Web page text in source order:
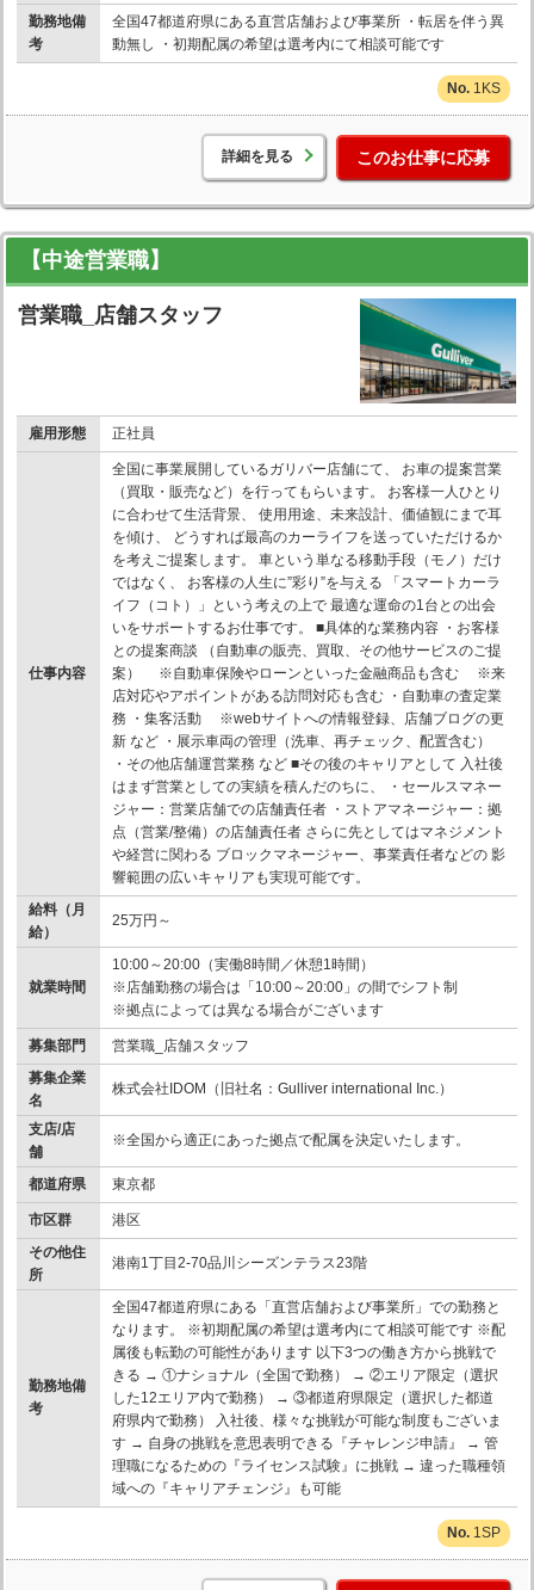
勤務地備
考
全国47都道府県にある直営店舗および事業所 ・転居を伴う異
動無し ・初期配属の希望は選考内にて相談可能です
1KS
詳細を見る このお仕事に応募
【中途営業職】
営業職_店舗スタッフ
雇用形態 正社員
仕事内容
全国に事業展開しているガリバー店舗にて、 お車の提案営業
（買取・販売など）を行ってもらいます。 お客様一人ひとり
に合わせて生活背景、 使用用途、未来設計、価値観にまで耳
を傾け、 どうすれば最高のカーライフを送っていただけるか
を考えご提案します。 車という単なる移動手段（モノ）だけ
ではなく、 お客様の人生に”彩り”を与える 「スマートカーラ
イフ（コト）」という考えの上で 最適な運命の1台との出会
いをサポートするお仕事です。 ■具体的な業務内容 ・お客様
との提案商談 （自動車の販売、買取、その他サービスのご提
案） ※自動車保険やローンといった金融商品も含む ※来
店対応やアポイントがある訪問対応も含む ・自動車の査定業
務 ・集客活動 ※webサイトへの情報登録、店舗ブログの更
新 など ・展示車両の管理（洗車、再チェック、配置含む）
・その他店舗運営業務 など ■その後のキャリアとして 入社後
はまず営業としての実績を積んだのちに、 ・セールスマネー
ジャー：営業店舗での店舗責任者 ・ストアマネージャー：拠
点（営業/整備）の店舗責任者 さらに先としてはマネジメント
や経営に関わる ブロックマネージャー、事業責任者などの 影
響範囲の広いキャリアも実現可能です。
給料（月
給）
25万円～
就業時間
10:00～20:00（実働8時間／休憩1時間）
※店舗勤務の場合は「10:00～20:00」の間でシフト制
※拠点によっては異なる場合がございます
募集部門
営業職_店舗スタッフ
募集企業
名
株式会社IDOM（旧社名：Gulliver international Inc.）
支店/店
舗
※全国から適正にあった拠点で配属を決定いたします。
都道府県 東京都
市区群
港区
その他住
所
港南1丁目2-70品川シーズンテラス23階
勤務地備
考
全国47都道府県にある「直営店舗および事業所」での勤務と
なります。 ※初期配属の希望は選考内にて相談可能です ※配
属後も転勤の可能性があります 以下3つの働き方から挑戦で
きる → ①ナショナル（全国で勤務） → ②エリア限定（選択
した12エリア内で勤務） → ③都道府県限定（選択した都道
府県内で勤務） 入社後、様々な挑戦が可能な制度もございま
す → 自身の挑戦を意思表明できる『チャレンジ申請』 → 管
理職になるための『ライセンス試験』に挑戦 → 違った職種領
域への『キャリアチェンジ』も可能
1SP